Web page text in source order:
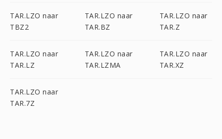
TAR.LZO naar
TBZ2
TAR.LZO naar
TAR.BZ
TAR.LZO naar
TAR.Z
TAR.LZO naar
TAR.LZ
TAR.LZO naar
TAR.LZMA
TAR.LZO naar
TAR.XZ
TAR.LZO naar
TAR.7Z